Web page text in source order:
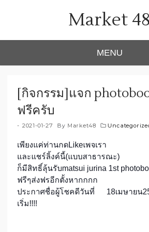
Market 48
MENU
[กิจกรรม]แจก
ฟรีครับ
2021-01-27 By Market48
เพียงแค่ท่านกดLikeเพจเรา
และแชร์ลิ้งค์นี้(แบบสาธารณะ)
ก็มีสิทธิ์ลุ้นรับmatsui jurina 1st
ฟรีๆส่งฟรอีกตั้งหากกกก
ประกาศชื่อผู้โชคดีวันที่ 18เมษายน
เริ่ม!!!!